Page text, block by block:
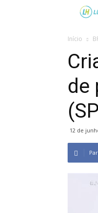
Início
de
12 de